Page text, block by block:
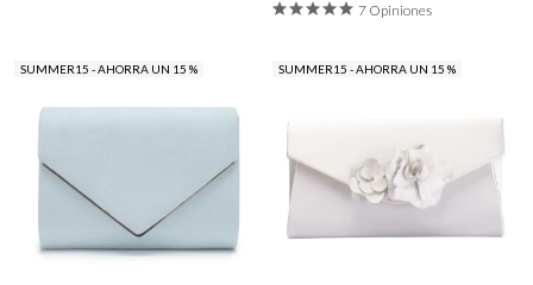
7 Opiniones
SUMMER15 - AHORRA UN 15 % SUMMER15 - AHORRA UN 15 %